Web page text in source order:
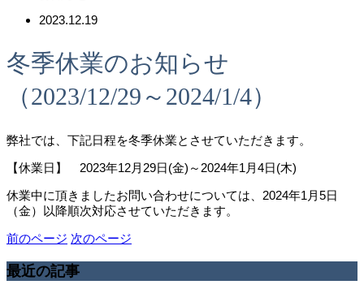
2023.12.19
冬季休業のお知らせ
（2023/12/29～2024/1/4）
弊社では、下記日程を冬季休業とさせていただきます。
【休業日】 2023年12月29日(金)～2024年1月4日(木)
休業中に頂きましたお問い合わせについては、2024年1月5日
（金）以降順次対応させていただきます。
前のページ 次のページ
最近の記事